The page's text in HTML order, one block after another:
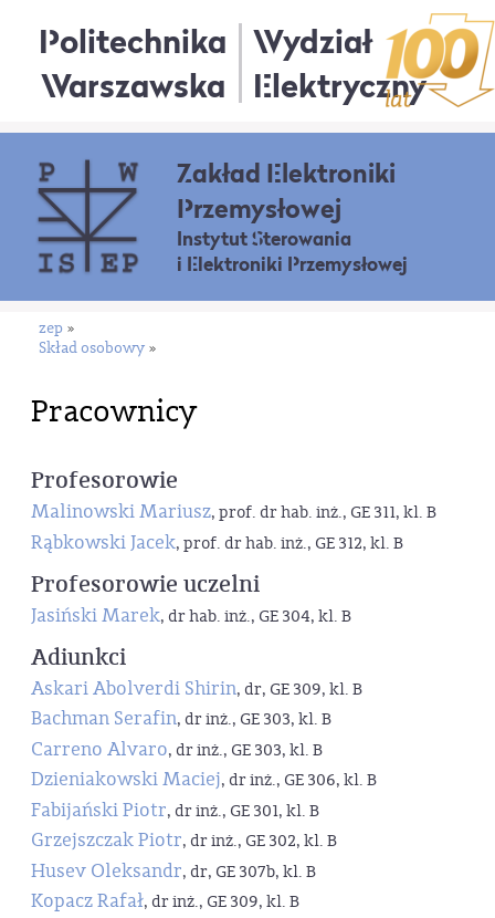
Politechnika
Warszawska
Wydział
Elektryczny
Zakład Elektroniki
Przemysłowej
Instytut Sterowania
i Elektroniki Przemysłowej
zep »
Skład osobowy »
Pracownicy
Profesorowie
Malinowski Mariusz, prof. dr hab. inż., GE 311, kl. B
Rąbkowski Jacek, prof. dr hab. inż., GE 312, kl. B
Profesorowie uczelni
Jasiński Marek, dr hab. inż., GE 304, kl. B
Adiunkci
Askari Abolverdi Shirin, dr, GE 309, kl. B
Bachman Serafin, dr inż., GE 303, kl. B
Carreno Alvaro, dr inż., GE 303, kl. B
Dzieniakowski Maciej, dr inż., GE 306, kl. B
Fabijański Piotr, dr inż., GE 301, kl. B
Grzejszczak Piotr, dr inż., GE 302, kl. B
Husev Oleksandr, dr, GE 307b, kl. B
Kopacz Rafał, dr inż., GE 309, kl. B